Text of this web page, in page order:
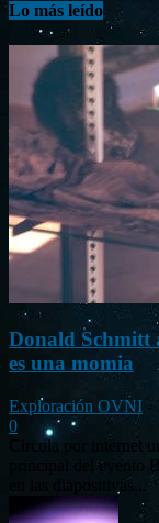
Lo más leído
Donald Schmitt
es una momia
Exploración OVNI -
0
Circula por internet
principal del evento
en las diapositivas...